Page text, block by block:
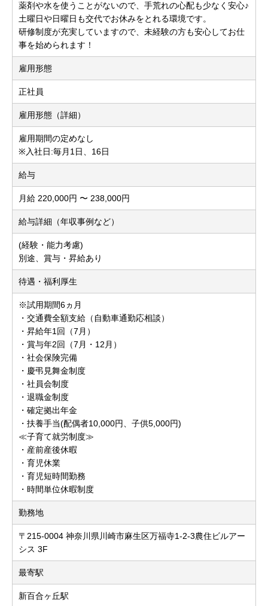
薬剤や水を使うことがないので、手荒れの心配も少なく安心♪
土曜日や日曜日も交代でお休みをとれる環境です。
研修制度が充実していますので、未経験の方も安心してお仕
事を始められます！
雇用形態
正社員
雇用形態（詳細）
雇用期間の定めなし
※入社日:毎月1日、16日
給与
月給 220,000円 〜 238,000円
給与詳細（年収事例など）
(経験・能力考慮)
別途、賞与・昇給あり
待遇・福利厚生
※試用期間6ヵ月
・交通費全額支給（自動車通勤応相談）
・昇給年1回（7月）
・賞与年2回（7月・12月）
・社会保険完備
・慶弔見舞金制度
・社員会制度
・退職金制度
・確定拠出年金
・扶養手当(配偶者10,000円、子供5,000円)
≪子育て就労制度≫
・産前産後休暇
・育児休業
・育児短時間勤務
・時間単位休暇制度
勤務地
〒215-0004 神奈川県川崎市麻生区万福寺1-2-3農住ビルアー
シス 3F
最寄駅
新百合ヶ丘駅